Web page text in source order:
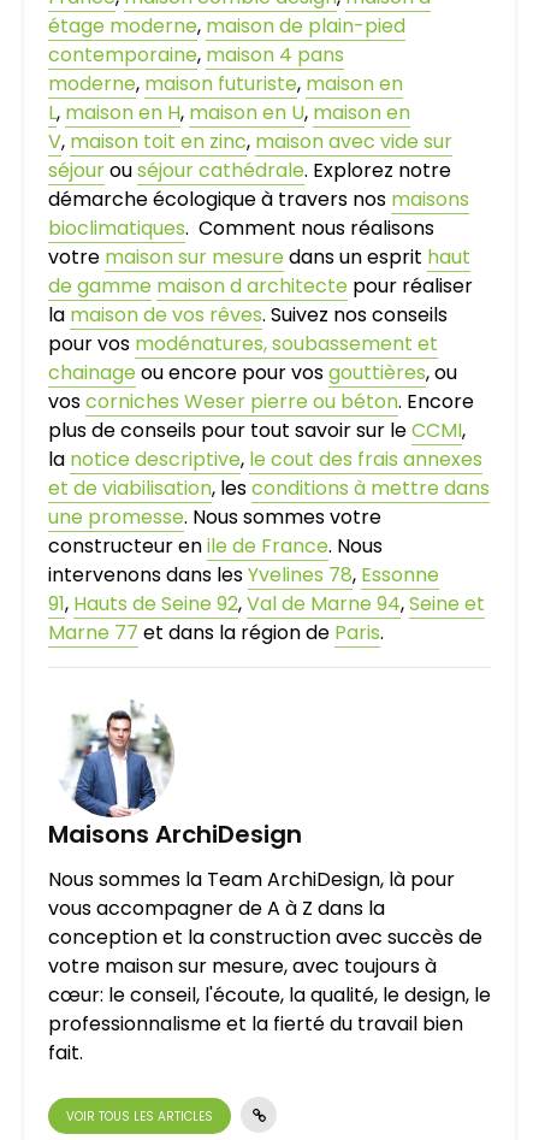
étage moderne, maison de plain-pied
contemporaine, maison 4 pans
moderne, maison futuriste, maison en
L, maison en H, maison en U, maison en
V, maison toit en zinc, maison avec vide sur
séjourouséjour cathédrale. Explorez notre
démarche écologique à travers nos maisons
bioclimatiques. Comment nous réalisons
votre maison sur mesuredans un esprit haut
de gamme maison d architecte pour réaliser
la maison de vos rêves. Suivez nos conseils
pour vos modénatures, soubassement et
chainageou encore pour vosgouttières, ou
voscorniches Weser pierre ou béton. Encore
plus de conseils pour tout savoir sur leCCMI,
la notice descriptive, le cout des frais annexes
et de viabilisation, lesconditions à mettre dans
une promesse. Nous sommes votre
constructeur enile de France. Nous
intervenons dans lesYvelines 78, Essonne
91, Hauts de Seine 92,Val de Marne 94,Seine et
Marne 77 et dans la région de Paris.
Maisons ArchiDesign
Nous sommes la Team ArchiDesign, là pour
vous accompagner de A à Z dans la
conception et la construction avec succès de
votre maison sur mesure, avec toujours à
cœur: le conseil, l'écoute, la qualité, le design, le
professionnalisme et la fierté du travail bien
fait.
VOIR TOUS LES ARTICLES